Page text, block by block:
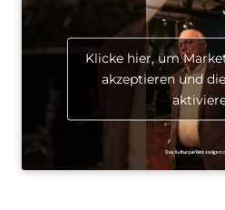
Klicke hier, um
akzeptieren und